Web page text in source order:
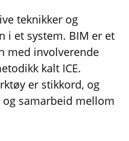
teknikker og
i et system. BIM er et
med involverende
kalt ICE.
er stikkord, og
samarbeid mellom